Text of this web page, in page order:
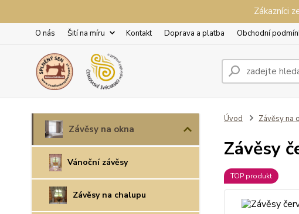
Zákazníci
O nás Šití na míru Kontakt Doprava a platba Obchodní
Závěsy na okna
Vánoční závěsy
Závěsy na chalupu
Úvod Závěsy na
Závěsy
TOP produkt